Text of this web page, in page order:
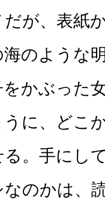
が、表紙
のような
かぶった
に、どこ
。手にし
のかは、